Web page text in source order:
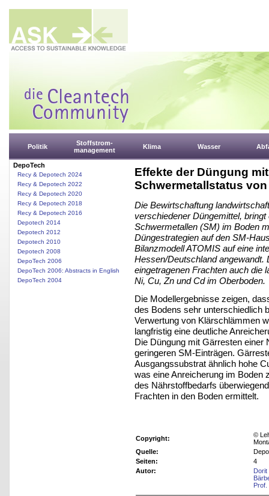
Politik
Stoffstrom-
management
Klima Wasser
DepoTech
Recy & Depotech 2024
Recy & Depotech 2022
Recy & Depotech 2020
Recy & Depotech 2018
Recy & Depotech 2016
Depotech 2014
Depotech 2012
Depotech 2010
Depotech 2008
DepoTech 2006
DepoTech 2006: Abstracts in English
DepoTech 2004
Effekte der Düngung
Schwermetallstatus
Die Bewirtschaftung
verschiedener Düngemittel,
Schwermetallen (SM) im Boden
Düngestrategien auf den SM-
Bilanzmodell ATOMIS auf eine
Hessen/Deutschland angewandt.
eingetragenen Frachten auch die
Ni, Cu, Zn und Cd im Oberboden.
Die Modellergebnisse zeigen,
des Bodens sehr unterschiedlich
Verwertung von Klärschlämmen
langfristig eine deutliche
Die Düngung mit Gärresten einer
geringeren SM-Einträgen.
Ausgangssubstrat ähnlich hohe
was eine Anreicherung im Boden
des Nährstoffbedarfs
Frachten in den Boden ermittelt.
Copyright:
©
Quelle:
Seiten:
4
Autor: